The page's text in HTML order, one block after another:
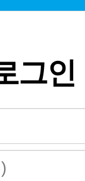
그인